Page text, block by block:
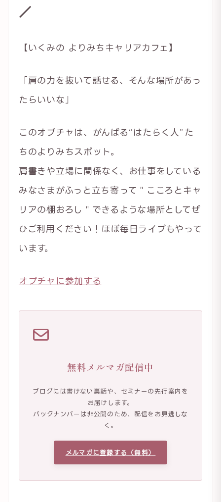
／
【いくみの よりみちキャリアカフェ】
「肩の力を抜いて話せる、そんな場所があっ
たらいいな」
このオプチャは、がんばる“はたらく人”た
ちのよりみちスポット。
肩書きや立場に関係なく、お仕事をしている
みなさまがふっと立ち寄って＂こころとキャ
リアの棚おろし＂できるような場所としてぜ
ひご利用ください！ほぼ毎日ライブもやって
います。
オプチャに参加する
無料メルマガ配信中
ブログには書けない裏話や、セミナーの先行案内を
お届けします。
バックナンバーは非公開のため、配信をお見逃しな
く。
メルマガに登録する（無料）